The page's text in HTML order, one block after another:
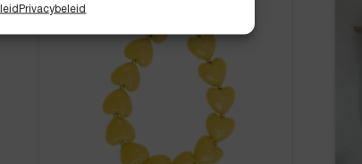
Privacybeleid